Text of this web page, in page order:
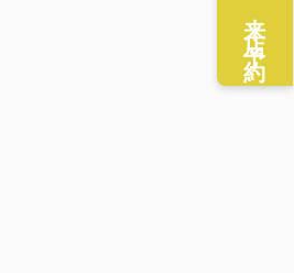
来店予約